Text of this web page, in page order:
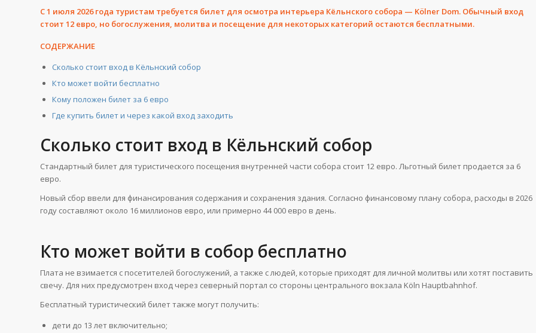
С 1 июля 2026 года туристам требуется билет для осмотра интерьера Кёльнского собора — Kölner Dom. Обычный вход
стоит 12 евро, но богослужения, молитва и посещение для некоторых категорий остаются бесплатными.
СОДЕРЖАНИЕ
Сколько стоит вход в Кёльнский собор
Кто может войти бесплатно
Кому положен билет за 6 евро
Где купить билет и через какой вход заходить
Сколько стоит вход в Кёльнский собор
Стандартный билет для туристического посещения внутренней части собора стоит 12 евро. Льготный билет продается за 6
евро.
Новый сбор ввели для финансирования содержания и сохранения здания. Согласно финансовому плану собора, расходы в 2026
году составляют около 16 миллионов евро, или примерно 44 000 евро в день.
Кто может войти в собор бесплатно
Плата не взимается с посетителей богослужений, а также с людей, которые приходят для личной молитвы или хотят поставить
свечу. Для них предусмотрен вход через северный портал со стороны центрального вокзала Köln Hauptbahnhof.
Бесплатный туристический билет также могут получить:
дети до 13 лет включительно;